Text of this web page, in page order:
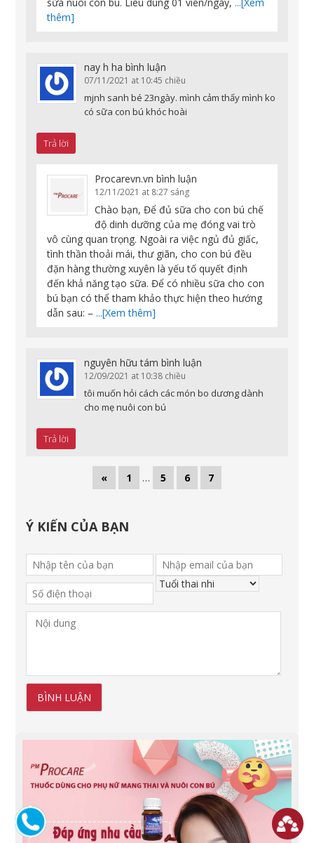
thêm]
nay h ha bình luận
07/11/2021 at 10:45 chiều
mjnh sanh bé 23ngày. mình cảm thấy mình ko
có sữa con bú khóc hoài
Trả lời
Procarevn.vn bình luận
12/11/2021 at 8:27 sáng
Chào bạn, Để đủ sữa cho con bú chế
độ dinh dưỡng của mẹ đóng vai trò
vô cùng quan trọng. Ngoài ra việc ngủ đủ giấc,
tình thần thoải mái, thư giãn, cho con bú đều
đặn hàng thường xuyên là yếu tố quyết định
đến khả năng tạo sữa. Để có nhiều sữa cho con
bú bạn có thể tham khảo thực hiện theo hướng
dẫn sau: – ...[Xem thêm]
nguyên hữu tám bình luận
12/09/2021 at 10:38 chiều
tôi muốn hỏi cách các món bo dương dành
cho mẹ nuôi con bú
Trả lời
« 1 … 5 6 7
Ý KIẾN CỦA BẠN